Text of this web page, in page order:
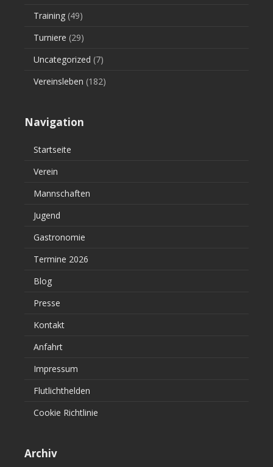
Training (49)
Turniere (29)
Uncategorized (7)
Vereinsleben (182)
Navigation
Startseite
Verein
Mannschaften
Jugend
Gastronomie
Termine 2026
Blog
Presse
Kontakt
Anfahrt
Impressum
Flutlichthelden
Cookie Richtlinie
Archiv